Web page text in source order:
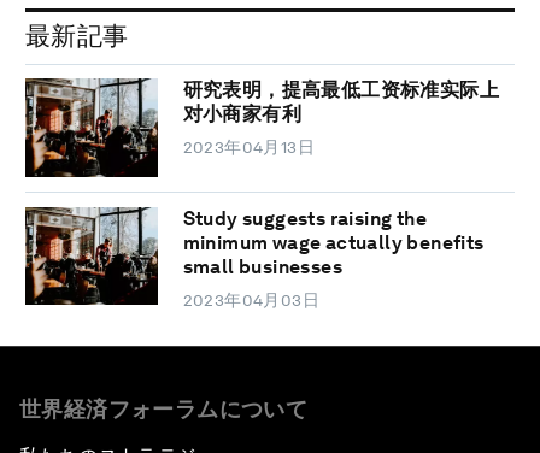
最新記事
研究表明，提高最低工资标准实际上
对小商家有利
2023年04月13日
Study suggests raising the
minimum wage actually benefits
small businesses
2023年04月03日
世界経済フォーラムについて